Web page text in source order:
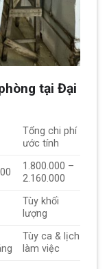
tại Đại
Tổng chi phí
ước tính
1.800.000 –
2.160.000
Tùy khối
lượng
Tùy ca & lịch
làm việc